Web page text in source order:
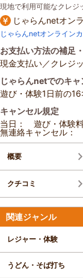
現地で利用可能なクレ
じゃらんnetオン
じゃらんnetオンライン
お支払い方法の補足
現金支払い／クレジ
じゃらんnetでのキャ
遊び・体験1日前の
キャンセル規定
当日： 遊び・体験
無連絡キャンセル：
概要
クチコミ
関連ジャンル
レジャー・体験
うどん・そば打ち